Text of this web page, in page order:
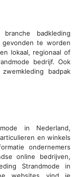
badkleding
te worden
lokaal, regionaal of
bedrijf. Ook
badpak
in Nederland,
en winkels
ondernemers
online bedrijven,
Strandmode in